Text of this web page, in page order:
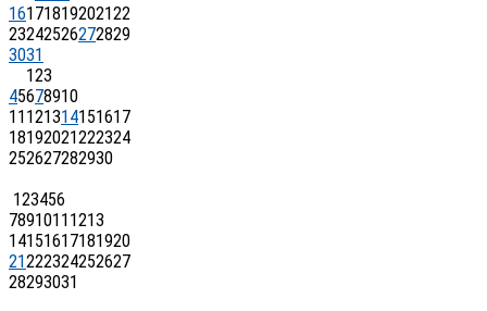
16171819202122
23242526272829
3031
123
45678910
11121314151617
18192021222324
252627282930
123456
78910111213
14151617181920
21222324252627
28293031